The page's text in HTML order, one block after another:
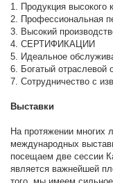
1. Продукция высокого
2. Профессиональная
3. Высокий
4. СЕРТИФИКАЦИИ
5. Идеальное
6. Богатый отраслевой
7. Сотрудничество с
Выставки
На протяжении многих
международных
посещаем две сессии
является важнейшей